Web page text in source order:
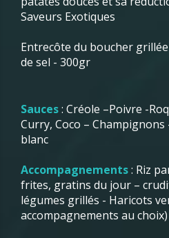
Saveurs Exotiques
Entrecôte du boucher
de sel - 300gr
Sauces: Créole –Poivre -
Curry, Coco – Champignons
blanc
Accompagnements: Riz
frites, gratins du jour –
légumes grillés - Haricots
accompagnements au choix)